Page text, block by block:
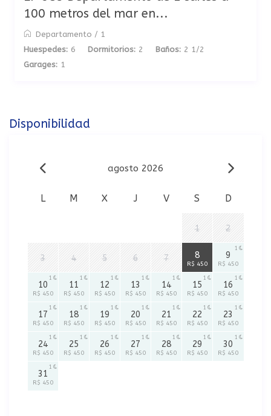
100 metros del mar en...
Departamento / 1
Huespedes: 6 Dormitorios: 2 Baños: 2 1/2
Garages: 1
Disponibilidad
agosto 2026
L M X J V S D
1 2
3 4 5 6 7 8
R$ 450
9
R$ 450
1
10
R$ 450
1
11
R$ 450
1
12
R$ 450
1
13
R$ 450
1
14
R$ 450
1
15
R$ 450
1
16
R$ 450
1
17
R$ 450
1
18
R$ 450
1
19
R$ 450
1
20
R$ 450
1
21
R$ 450
1
22
R$ 450
1
23
R$ 450
1
24
R$ 450
1
25
R$ 450
1
26
R$ 450
1
27
R$ 450
1
28
R$ 450
1
29
R$ 450
1
30
R$ 450
1
31
R$ 450
1